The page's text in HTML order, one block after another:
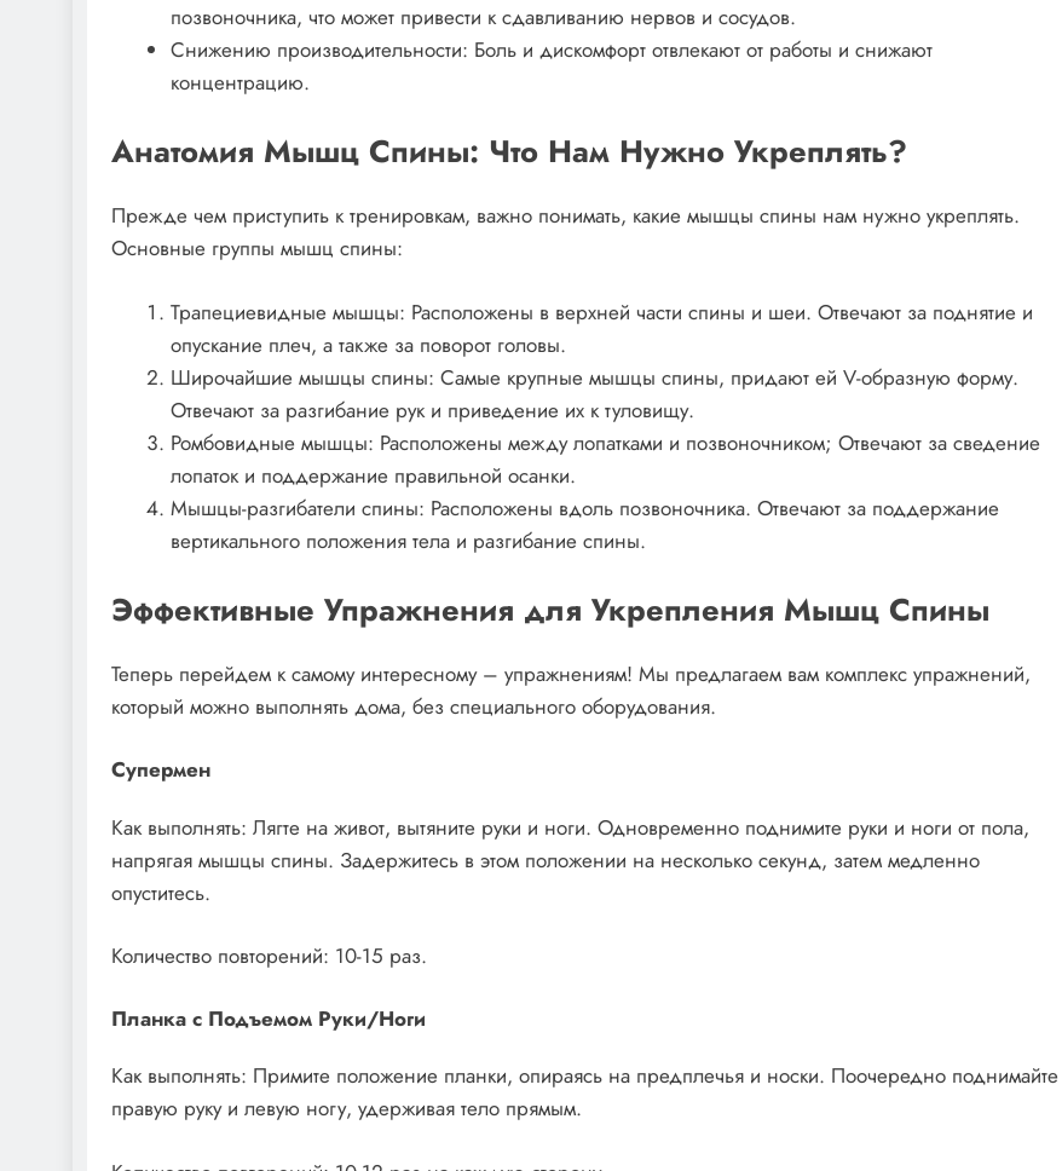
позвоночника, что может привести к сдавливанию нервов и сосудов.
Снижению производительности: Боль и дискомфорт отвлекают от работы и снижают
концентрацию.
Анатомия Мышц Спины: Что Нам Нужно Укреплять?
Прежде чем приступить к тренировкам, важно понимать, какие мышцы спины нам нужно укреплять.
Основные группы мышц спины:
Трапециевидные мышцы: Расположены в верхней части спины и шеи. Отвечают за поднятие и
опускание плеч, а также за поворот головы.
Широчайшие мышцы спины: Самые крупные мышцы спины, придают ей V-образную форму.
Отвечают за разгибание рук и приведение их к туловищу.
Ромбовидные мышцы: Расположены между лопатками и позвоночником; Отвечают за сведение
лопаток и поддержание правильной осанки.
Мышцы-разгибатели спины: Расположены вдоль позвоночника. Отвечают за поддержание
вертикального положения тела и разгибание спины.
Эффективные Упражнения для Укрепления Мышц Спины
Теперь перейдем к самому интересному – упражнениям! Мы предлагаем вам комплекс упражнений,
который можно выполнять дома, без специального оборудования.
Супермен
Как выполнять: Лягте на живот, вытяните руки и ноги. Одновременно поднимите руки и ноги от пола,
напрягая мышцы спины. Задержитесь в этом положении на несколько секунд, затем медленно
опуститесь.
Количество повторений: 10-15 раз.
Планка с Подъемом Руки/Ноги
Как выполнять: Примите положение планки, опираясь на предплечья и носки. Поочередно поднимайте
правую руку и левую ногу, удерживая тело прямым.